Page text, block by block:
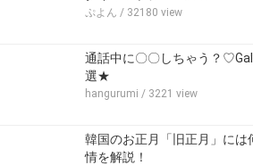
ぷよん / 32180 view
通話中に〇〇しちゃう？
選★
hangurumi / 3221 view
韓国のお正月「旧正月」に
情を解説！